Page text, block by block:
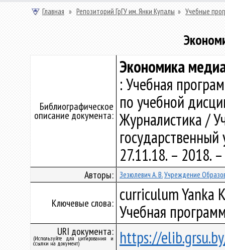
Главная » Репозиторий ГрГУ им. Янки Купалы » Учебные
Библиографическое
описание документа:
Экономика
: Учебная
по учебной
Журналистика /
27.11.18. –
Авторы: Зезюлевич А. В.Учреждение
Ключевые слова: curriculum Yanka
Учебная
URI документа:
(Используйте для цитирования и
ссылки на документ) https://